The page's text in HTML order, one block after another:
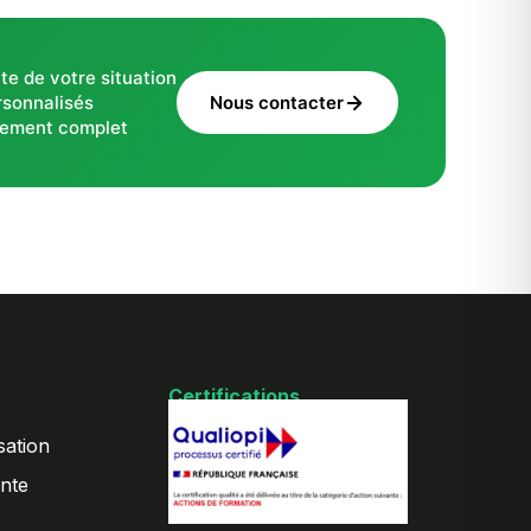
de votre situation
complet
Nous contacter
Certifications